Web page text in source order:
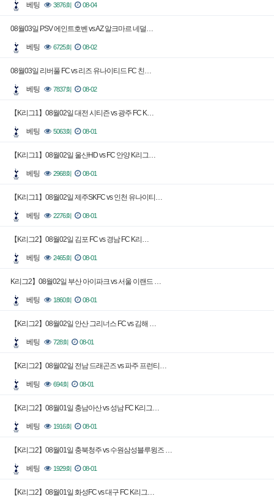
베팅 3876회 08-04
08월03일 PSV 에인트호벤 vs AZ 알크마르 네덜…
베팅 6725회 08-02
08월03일 리버풀 FC vs 리즈 유나이티드 FC 친…
베팅 7837회 08-02
【K리그1】08월02일 대전 시티즌 vs 광주 FC K…
베팅 5063회 08-01
【K리그1】08월02일 울산HD vs FC 안양 K리그…
베팅 2968회 08-01
【K리그1】08월02일 제주SKFC vs 인천 유나이티…
베팅 2276회 08-01
【K리그2】08월02일 김포 FC vs 경남 FC K리…
베팅 2465회 08-01
K리그2】08월02일 부산 아이파크 vs 서울 이랜드 …
베팅 1860회 08-01
【K리그2】08월02일 안산 그리너스 FC vs 김해 …
베팅 728회 08-01
【K리그2】08월02일 전남 드래곤즈 vs 파주 프런티…
베팅 694회 08-01
【K리그2】08월01일 충남아산 vs 성남 FC K리그…
베팅 1916회 08-01
【K리그2】08월01일 충북청주 vs 수원삼성블루윙즈 …
베팅 1929회 08-01
【K리그2】08월01일 화성FC vs 대구 FC K리그…